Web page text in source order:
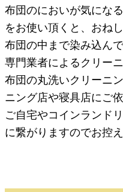
布団のにおいが気にな
をお使い頂くと、おね
布団の中まで染み込ん
専門業者によるクリー
布団の丸洗いクリーニ
ニング店や寝具店にご
ご自宅やコインランド
に繋がりますのでお控え